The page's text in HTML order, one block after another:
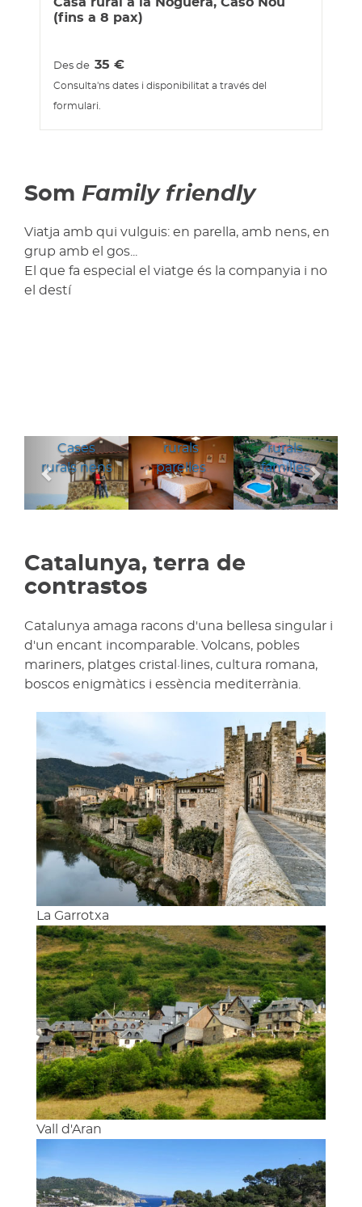
Casa rural a la Noguera, Caso Nou
(fins a 8 pax)
Des de 35€
Consulta'ns dates i disponibilitat a través del
formulari.
Som Family friendly
Viatja amb qui vulguis: en parella, amb nens, en
grup amb el gos...
El que fa especial el viatge és la companyia i no
el destí
Cases
rurals nens
rurals
parelles
rurals
families
Anterior
Catalunya, terra de
contrastos
Catalunya amaga racons d'una bellesa singular i
d'un encant incomparable. Volcans, pobles
mariners, platges cristal·lines, cultura romana,
boscos enigmàtics i essència mediterrània.
La Garrotxa
Vall d'Aran